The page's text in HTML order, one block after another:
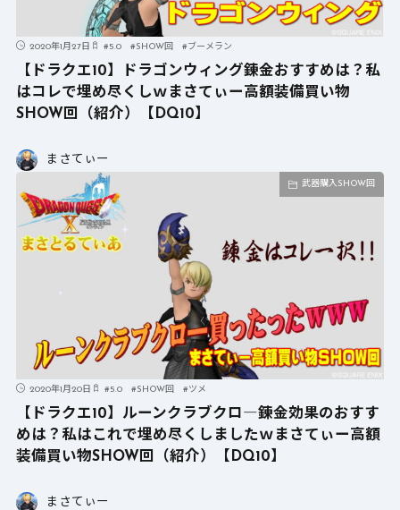
2020年1月27日 #5.0 #SHOW回 # ブーメラン
【ドラクエ10】ドラゴンウィング錬金おすすめは？私
はコレで埋め尽くしｗまさてぃー高額装備買い物
SHOW回（紹介）【DQ10】
まさてぃー
武器購入SHOW回
2020年1月20日 #5.0 #SHOW回 #ツメ
【ドラクエ10】ルーンクラブクロ―錬金効果のおすす
めは？私はこれで埋め尽くしましたｗまさてぃー高額
装備買い物SHOW回（紹介）【DQ10】
まさてぃー